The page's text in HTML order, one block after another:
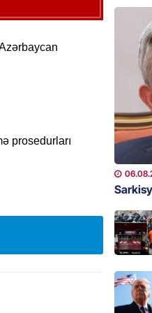
prosedurları
Bu
təyin
MANŞET
GÜNDƏM
imiş